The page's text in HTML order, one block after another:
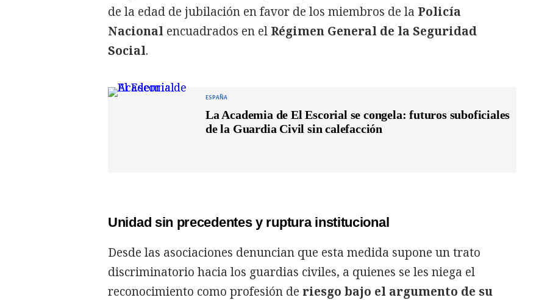
de la edad de jubilación en favor de los miembros de la Policía
Nacional encuadrados en el Régimen General de la Seguridad
Social.
ESPAÑA
La Academia de El Escorial se congela: futuros suboficiales
de la Guardia Civil sin calefacción
Unidad sin precedentes y ruptura institucional
Desde las asociaciones denuncian que esta medida supone un trato
discriminatorio hacia los guardias civiles, a quienes se les niega el
reconocimiento como profesión de riesgo bajo el argumento de su